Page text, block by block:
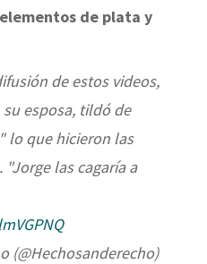
de plata y
de estos videos,
esposa, tildó de
lo que hicieron las
las cagaría a
(@Hechosanderecho)